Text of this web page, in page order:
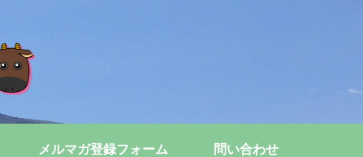
メルマガ登録フォーム 問い合わせ